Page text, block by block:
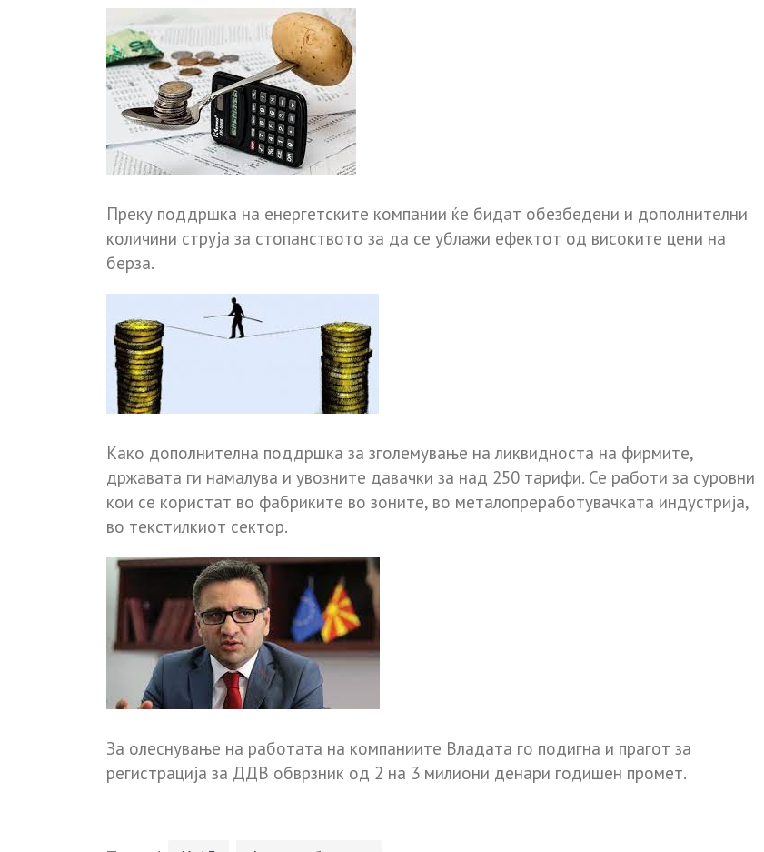
Преку поддршка на енергетските компании ќе бидат обезбедени и дополнителни
количини струја за стопанството за да се ублажи ефектот од високите цени на
берза.
Како дополнителна поддршка за зголемување на ликвидноста на фирмите,
државата ги намалува и увозните давачки за над 250 тарифи. Се работи за суровни
кои се користат во фабриките во зоните, во металопреработувачката индустрија,
во текстилкиот сектор.
За олеснување на работата на компаниите Владата го подигна и прагот за
регистрација за ДДВ обврзник од 2 на 3 милиони денари годишен промет.